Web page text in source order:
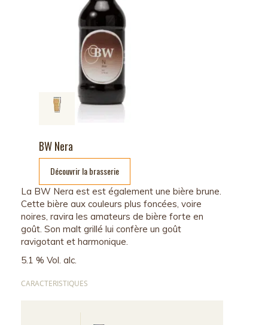
BW Nera
Découvrir la brasserie
La BW Nera est est également une bière brune.
Cette bière aux couleurs plus foncées, voire
noires, ravira les amateurs de bière forte en
goût. Son malt grillé lui confère un goût
ravigotant et harmonique.
5.1 % Vol. alc.
CARACTERISTIQUES